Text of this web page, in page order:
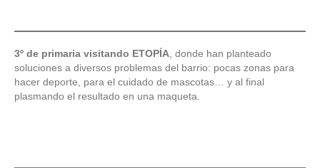
3º de primaria visitando ETOPÍA , donde han planteado
soluciones a diversos problemas del barrio: pocas zonas para
hacer deporte, para el cuidado de mascotas… y al final
plasmando el resultado en una maqueta.